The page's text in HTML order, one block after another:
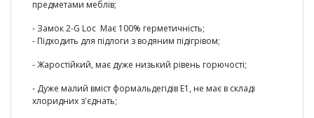
предметами меблів;
- Замок 2-G Loc Має 100% герметичність;
- Підходить для підлоги з водяним підігрівом;
-Жаростійкий, має дуже низький рівень горючості;
- Дуже малий вміст формальдегідів E1 , не має в складі
хлоридних з'єднать;